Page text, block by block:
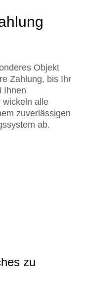
Objekt
Zahlung, bis Ihr
Ihnen
wickeln alle
zuverlässigen
ab.
zu